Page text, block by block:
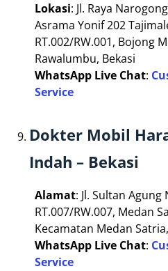
Lokasi: Jl. Raya
Asrama Yonif 202
RT.002/RW.001, Bojong
Rawalumbu, Bekasi
WhatsApp Live Chat:
Service
Dokter Mobil
Indah – Bekasi
Alamat: Jl. Sultan Agung
RT.007/RW.007, Medan
Kecamatan Medan
WhatsApp Live Chat:
Service